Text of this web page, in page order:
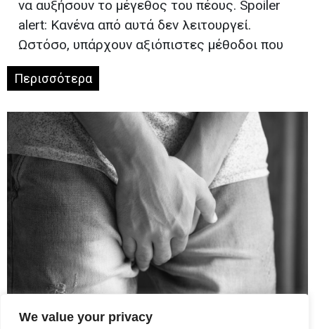
We value your privacy
να αυξήσουν το μέγεθος του πέους. Spoiler
alert: Κανένα από αυτά δεν λειτουργεί.
Ωστόσο, υπάρχουν αξιόπιστες μέθοδοι που
Περισσότερα